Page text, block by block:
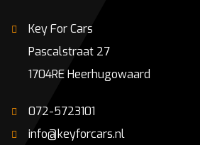
Key For Cars
Pascalstraat 27
1704RE Heerhugowaard
072-5723101
info@keyforcars.nl